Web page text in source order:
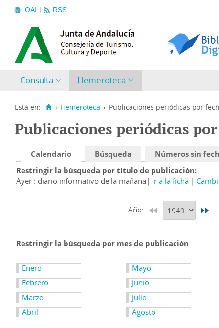
OAI RSS
Consulta Hemeroteca
Está en: › Hemeroteca › Publicaciones periódicas por
Publicaciones periódicas
Calendario Búsqueda
Números sin
Restringir la búsqueda por título de publicación
Ayer : diario informativo de la mañana
Ir a la ficha
Año:
Restringir la búsqueda por mes de publicación
Enero
Febrero
Marzo
Abril
Mayo
Junio
Julio
Agosto